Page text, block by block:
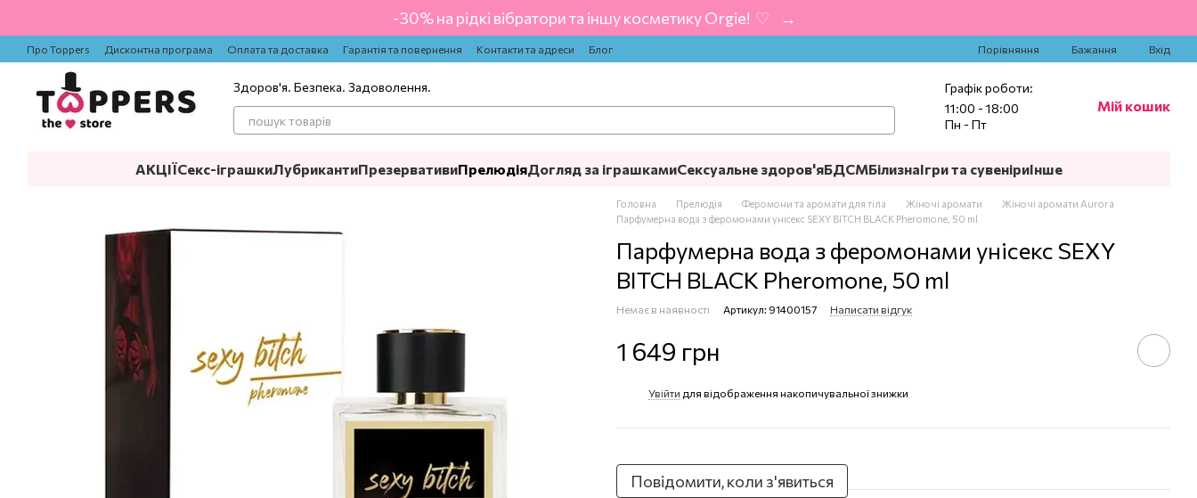
-30% на рідкі вібратори та іншу косметику Orgie! ‍ ♡ ‍ → ‍
Про Toppers Дисконтна програма Оплата та доставка Гарантія та повернення Контакти та адреси Блог Порівняння Бажання Вхід
Здоров'я. Безпека. Задоволення.
Графік роботи:
11:00 - 18:00
Пн - Пт
Мій кошик
АКЦІЇСекс-іграшкиЛубрикантиПрезервативиПрелюдіяДогляд за іграшкамиСексуальне здоров'яБДСМБілизнаІгри та сувеніриІнше
Головна Прелюдія Феромони та аромати для тіла Жіночі аромати
Жіночі аромати Aurora
Парфумерна вода з феромонами унісекс SEXY BITCH BLACK Pheromone, 50 ml
Парфумерна вода з феромонами унісекс SEXY
BITCH BLACK Pheromone, 50 ml
Немає в наявності Артикул: 91400157 Написати відгук
1 649 грн
Увійти для відображення накопичувальної знижки
Повідомити, коли з'явиться